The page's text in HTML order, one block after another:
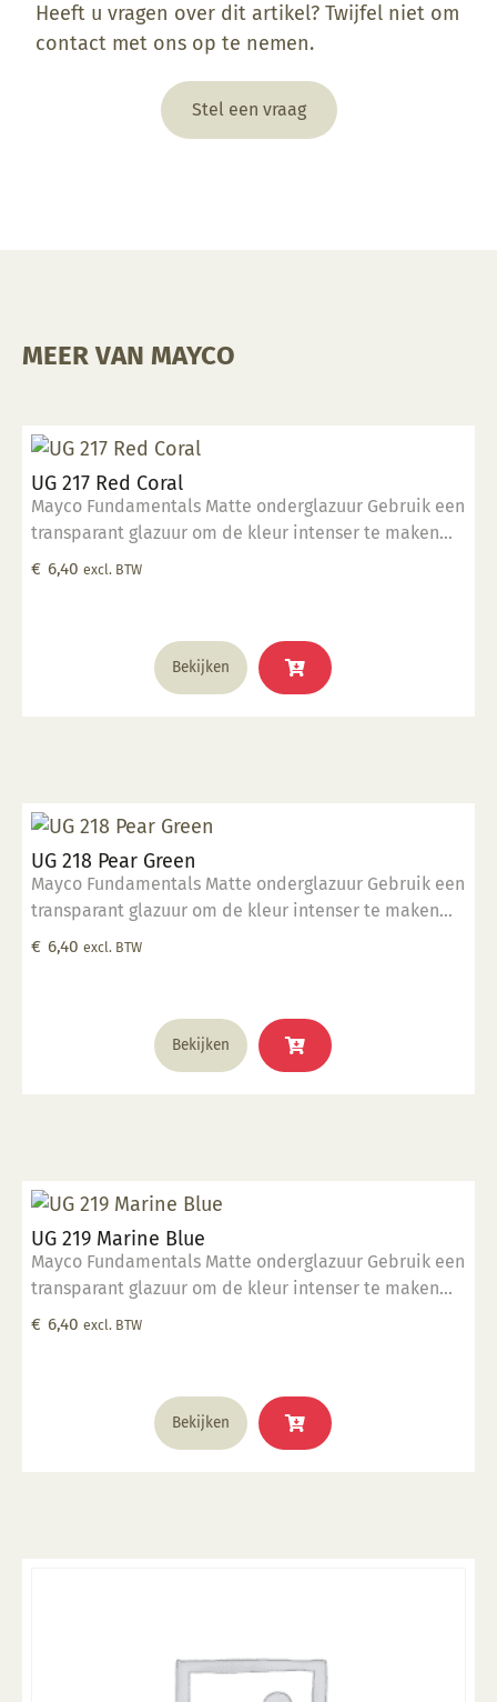
Heeft u vragen over dit artikel? Twijfel niet om
contact met ons op te nemen.
Stel een vraag
MEER VAN MAYCO
UG 217 Red Coral
Mayco Fundamentals Matte onderglazuur Gebruik een
transparant glazuur om de kleur intenser te maken
Geschikt voor gebruiksgoed mits er een transparant
€ 6,40 excl. BTW
Bekijken
UG 218 Pear Green
Mayco Fundamentals Matte onderglazuur Gebruik een
transparant glazuur om de kleur intenser te maken
Geschikt voor gebruiksgoed mits er een transparant
€ 6,40 excl. BTW
Bekijken
UG 219 Marine Blue
Mayco Fundamentals Matte onderglazuur Gebruik een
transparant glazuur om de kleur intenser te maken
Geschikt voor gebruiksgoed mits er een transparant
€ 6,40 excl. BTW
Bekijken